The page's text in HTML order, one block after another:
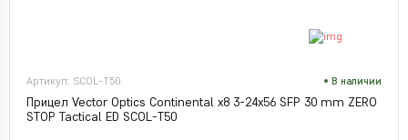
Артикул: SCOL-T50 В наличии
Прицел Vector Optics Continental x8 3-24x56 SFP 30 mm ZERO
STOP Tactical ED SCOL-T50